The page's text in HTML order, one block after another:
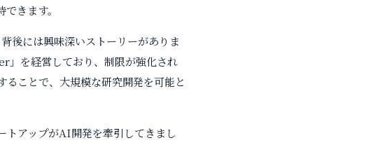
きます。
後には興味深いストーリーがありま
」を経営しており、制限が強化され
ことで、大規模な研究開発を可能と
トアップがAI開発を牽引してきまし